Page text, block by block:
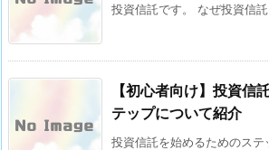
投資信託です。 なぜ投資信
【初心者向け】投資信
テップについて紹介
投資信託を始めるためのス